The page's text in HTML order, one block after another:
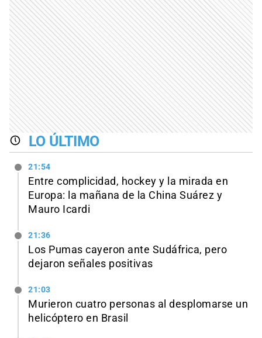
LO ÚLTIMO
21:54
Entre complicidad, hockey y la mirada en
Europa: la mañana de la China Suárez y
Mauro Icardi
21:36
Los Pumas cayeron ante Sudáfrica, pero
dejaron señales positivas
21:03
Murieron cuatro personas al desplomarse un
helicóptero en Brasil